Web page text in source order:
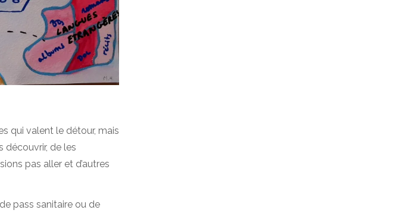
qui valent le détour, mais
découvrir, de les
pas aller et d’autres
pass sanitaire ou de